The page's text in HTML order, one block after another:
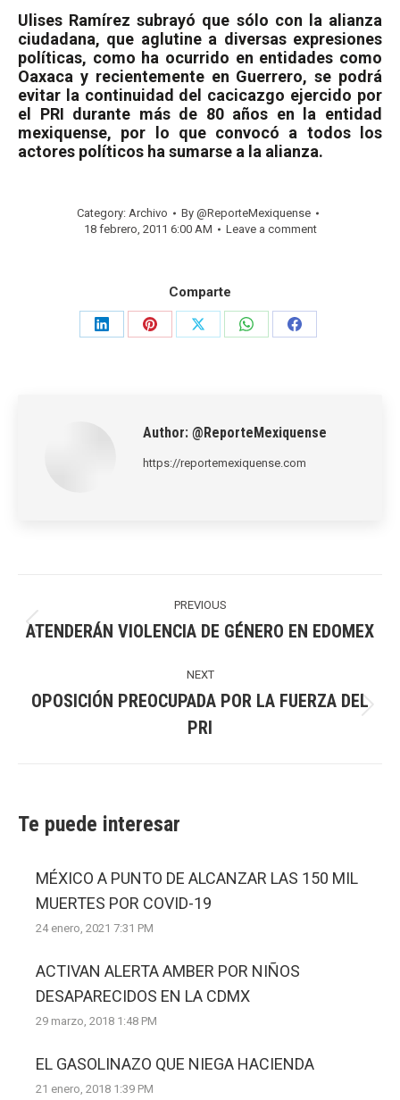
Ulises Ramírez subrayó que sólo con la alianza
ciudadana, que aglutine a diversas expresiones
políticas, como ha ocurrido en entidades como
Oaxaca y recientemente en Guerrero, se podrá
evitar la continuidad del cacicazgo ejercido por
el PRI durante más de 80 años en la entidad
mexiquense, por lo que convocó a todos los
actores políticos ha sumarse a la alianza.
Category: Archivo By @ReporteMexiquense
18 febrero, 2011 6:00 AM
Leave a comment
Comparte
Share
Share
Share
Share
Share
Author: @ReporteMexiquense
https://reportemexiquense.com
navigation
PREVIOUS
Previous
ATENDERÁN VIOLENCIA DE GÉNERO EN EDOMEX
NEXT
post:
OPOSICIÓN PREOCUPADA POR LA FUERZA DEL
PRI
Te puede interesar
MÉXICO A PUNTO DE ALCANZAR LAS 150 MIL
MUERTES POR COVID-19
24 enero, 2021 7:31 PM
ACTIVAN ALERTA AMBER POR NIÑOS
DESAPARECIDOS EN LA CDMX
29 marzo, 2018 1:48 PM
EL GASOLINAZO QUE NIEGA HACIENDA
21 enero, 2018 1:39 PM